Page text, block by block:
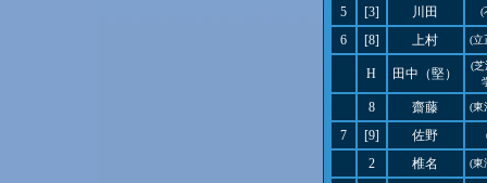
5 [3] 川田 (
6 [8] 上村 (立
H 田中（堅）
(芝
8 齋藤 (東
7 [9] 佐野
2 椎名 (東